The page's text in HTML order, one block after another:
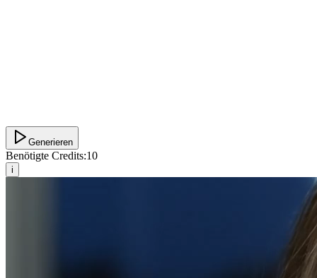
Generieren
Benötigte Credits:10
i